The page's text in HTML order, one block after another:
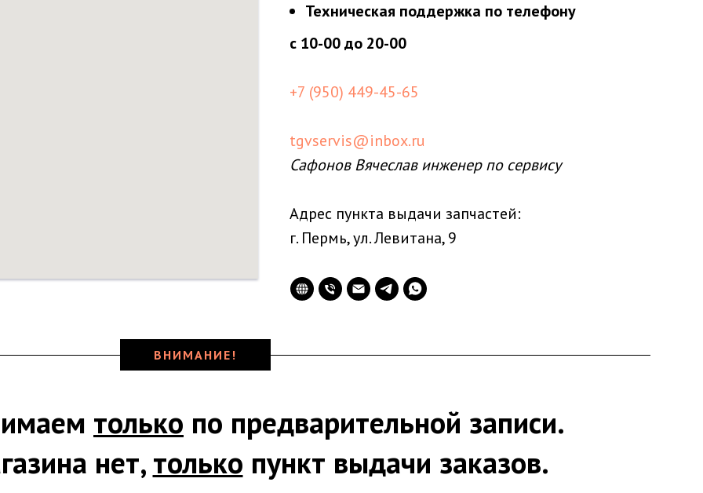
Техническая поддержка по телефону
с 10-00 до 20-00
+7 (950) 449-45-65
tgvservis@inbox.ru
Сафонов Вячеслав инженер по сервису
Адрес пункта выдачи запчастей:
г. Пермь, ул. Левитана, 9
ВНИМАНИЕ!
только по предварительной записи.
нет, только пункт выдачи заказов.